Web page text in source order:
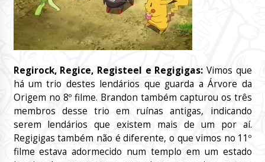
Regirock, Regice, Registeel e Regigigas: Vimos que
há um trio destes lendários que guarda a Árvore da
Origem no 8º filme. Brandon também capturou os três
membros desse trio em ruínas antigas, indicando
serem lendários que existem mais de um por aí.
Regigigas também não é diferente, o que vimos no 11º
filme estava adormecido num templo em um estado